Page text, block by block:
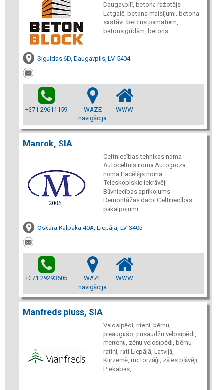
Daugavpilī, betona ražotājs
Latgalē, betona maisījumi, betona
sastāvi, betons pamatiem,
betons grīdām, betons
Siguldas 6D, Daugavpils, LV-5404
+371 29611159
WAZE
navigācija
WWW
Manrok, SIA
Celtniecības tehnikas noma
Autoceltnis noma Autogroza
noma Pacēlājs noma
Teleskopiskie iekrāvēji
Būvniecības aprīkojums
Demontāžas darbi Celtniecības
pakalpojumi
Oskara Kalpaka 40A, Liepāja, LV-3405
+371 29293605
WAZE
navigācija
WWW
Manfreds pluss, SIA
Velosipēdi, riteņi, bērnu,
pieaugušo, pusaudžu velosipēdi,
meiteņu, zēnu velosipēdi, bērnu
ratiņi, rati Liepājā, Latvijā,
Kurzemē, motorzāģi, zāles pļāvēji,
Piekabes,